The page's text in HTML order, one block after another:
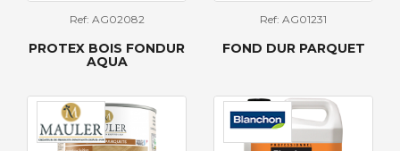
Ref: AG02082
PROTEX BOIS FONDUR
AQUA
Ref: AG01231
FOND DUR PARQUET